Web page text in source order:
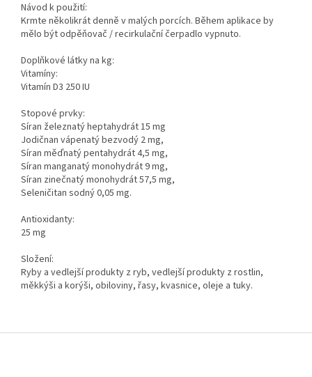
Návod k použití:
Krmte několikrát denně v malých porcích. Během aplikace by
mělo být odpěňovač / recirkulační čerpadlo vypnuto.
Doplňkové látky na kg:
Vitamíny:
Vitamín D3 250 IU
Stopové prvky:
Síran železnatý heptahydrát 15 mg
Jodičnan vápenatý bezvodý 2 mg,
Síran měďnatý pentahydrát 4,5 mg,
Síran manganatý monohydrát 9 mg,
Síran zinečnatý monohydrát 57,5 ​​mg,
Seleničitan sodný 0,05 mg.
Antioxidanty:
25 mg
Složení:
Ryby a vedlejší produkty z ryb, vedlejší produkty z rostlin,
měkkýši a korýši, obiloviny, řasy, kvasnice, oleje a tuky.